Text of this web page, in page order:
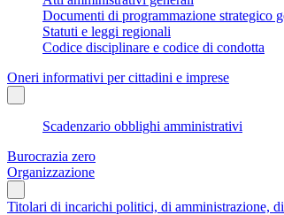
Documenti di programmazione strategico
Statuti e leggi regionali
Codice disciplinare e codice di condotta
Oneri informativi per cittadini e imprese
Scadenzario obblighi amministrativi
Burocrazia zero
Organizzazione
Titolari di incarichi politici, di amministrazione,